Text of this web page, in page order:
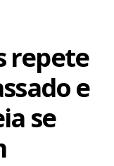
repete
e
se